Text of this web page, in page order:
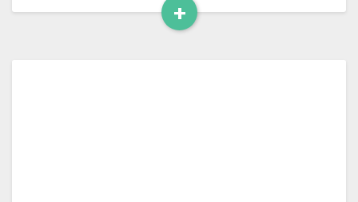
+
Read